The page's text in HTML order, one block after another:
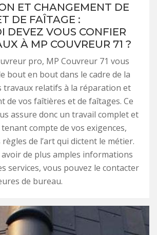
ET CHANGEMENT DE
DE FAÎTAGE :
DEVEZ VOUS CONFIER
À MP COUVREUR 71 ?
pro, MP Couvreur 71 vous
bout en bout dans le cadre de la
travaux relatifs à la réparation et
de vos faîtières et de faîtages. Ce
assure donc un travail complet et
compte de vos exigences,
règles de l’art qui dictent le métier.
avoir de plus amples informations
services, vous pouvez le contacter
de bureau.